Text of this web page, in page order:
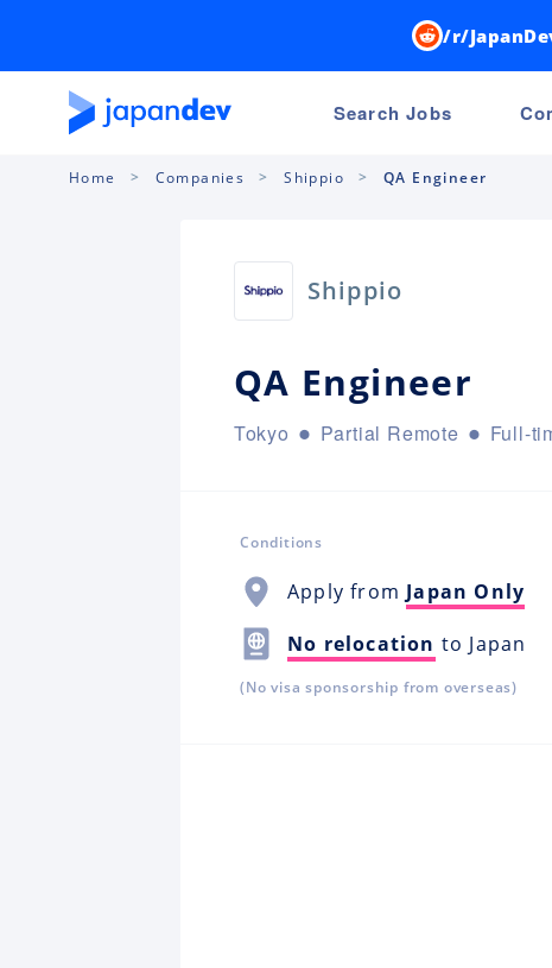
/r/
Search Jobs
Home Companies Shippio QA Engineer
Shippio
QA Engineer
Tokyo Partial Remote Full-
Conditions
Apply from Japan Only
No relocation to Japan
(No visa sponsorship from overseas)